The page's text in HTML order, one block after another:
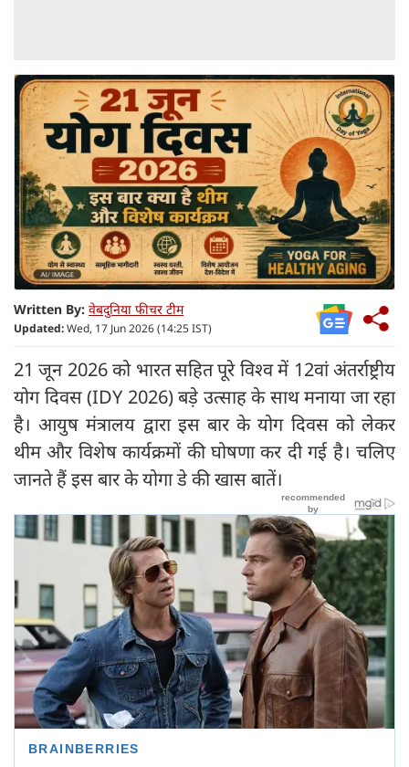
Written By: वेबदुनिया फीचर टीम
Updated:Wed, 17 Jun 2026 (14:25 IST)
21 जून 2026 को भारत सहित पूरे विश्व में 12वां अंतर्राष्ट्रीय
योग दिवस (IDY 2026) बड़े उत्साह के साथ मनाया जा रहा
है। आयुष मंत्रालय द्वारा इस बार के योग दिवस को लेकर
थीम और विशेष कार्यक्रमों की घोषणा कर दी गई है। चलिए
जानते हैं इस बार के योगा डे की खास बातें।